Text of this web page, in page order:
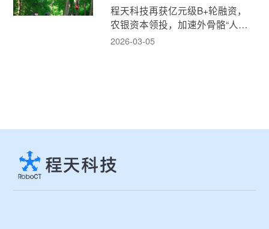
程天科技再获亿元级B+轮融资，
农银资本领投，加速外骨骼“人机
融合”新消费时代！
2026-03-05